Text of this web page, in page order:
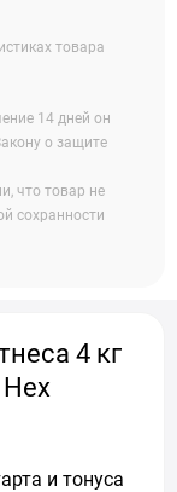
товара
14 дней он
о защите
что товар не
сохранности
4 кг
и тонуса